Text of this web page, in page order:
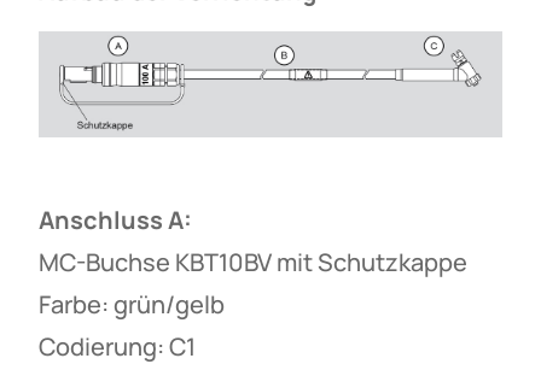
Anschluss A:
MC-Buchse KBT10BV mit Schutzkappe
Farbe: grün/gelb
Codierung: C1